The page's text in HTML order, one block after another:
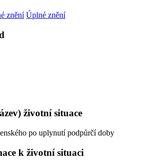
znění Úplné znění
životní situace
po uplynutí podpůrčí doby
k životní situaci